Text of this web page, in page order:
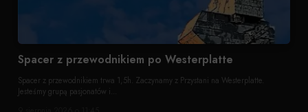
Spacer z przewodnikiem po Westerplatte
Spacer z przewodnikiem trwa 1,5h. Zaczynamy z Przystani na Westerplatte.
Jesteśmy grupą pasjonatów i...